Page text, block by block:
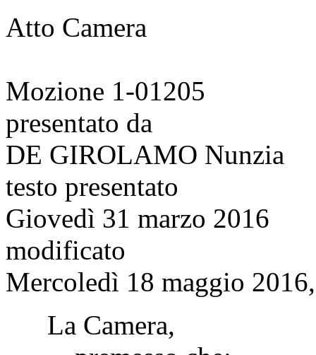
Atto Camera
Mozione 1-01205
presentato da
DE GIROLAMO Nunzia
testo presentato
Giovedì 31 marzo 2016
modificato
Mercoledì 18 maggio
La Camera,